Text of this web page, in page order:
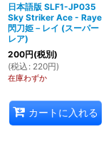
日本語版 SLF1-JP035
Sky Striker Ace - Raye
閃刀姫－レイ (スーパー
レア)
200円(税別)
(税込 : 220円)
在庫わずか
カートに入れる